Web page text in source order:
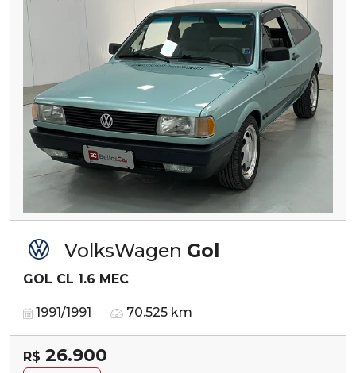
VolksWagen Gol
GOL CL 1.6 MEC
1991/1991 70.525 km
R$ 26.900